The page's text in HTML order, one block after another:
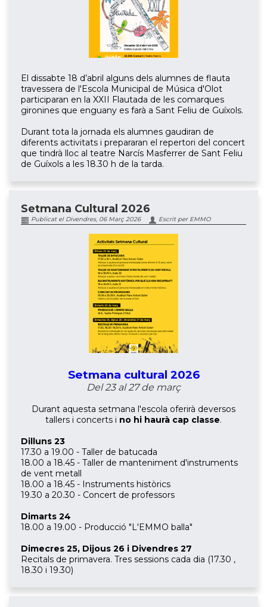
El dissabte 18 d’abril alguns dels alumnes de flauta
travessera de l'Escola Municipal de Música d'Olot
participaran en la XXII Flautada de les comarques
gironines que enguany es farà a Sant Feliu de Guíxols.
Durant tota la jornada els alumnes gaudiran de
diferents activitats i prepararan el repertori del concert
que tindrà lloc al teatre Narcís Masferrer de Sant Feliu
de Guíxols a les 18.30 h de la tarda.
Setmana Cultural 2026
Publicat el Divendres, 06 Març 2026 Escrit per EMMO
Setmana cultural 2026
Del 23 al 27 de març
Durant aquesta setmana l'escola oferirà deversos
tallers i concerts i no hi haurà cap classe.
Dilluns 23
17.30 a 19.00 - Taller de batucada
18.00 a 18.45 - Taller de manteniment d'instruments
de vent metall
18.00 a 18.45 - Instruments històrics
19.30 a 20.30 - Concert de professors
Dimarts 24
18.00 a 19.00 - Producció "L'EMMO balla"
Dimecres 25, Dijous 26 i Divendres 27
Recitals de primavera. Tres sessions cada dia (17.30 ,
18.30 i 19.30)